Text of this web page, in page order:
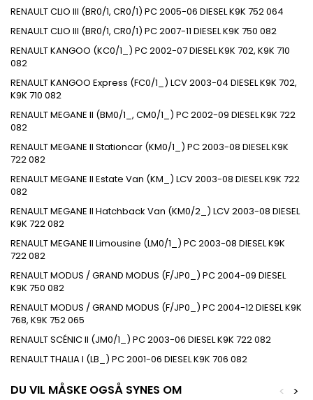
RENAULT CLIO III (BR0/1, CR0/1) PC 2005-06 DIESEL K9K 752 064
RENAULT CLIO III (BR0/1, CR0/1) PC 2007-11 DIESEL K9K 750 082
RENAULT KANGOO (KC0/1_) PC 2002-07 DIESEL K9K 702, K9K 710
082
RENAULT KANGOO Express (FC0/1_) LCV 2003-04 DIESEL K9K 702,
K9K 710 082
RENAULT MEGANE II (BM0/1_, CM0/1_) PC 2002-09 DIESEL K9K 722
082
RENAULT MEGANE II Stationcar (KM0/1_) PC 2003-08 DIESEL K9K
722 082
RENAULT MEGANE II Estate Van (KM_) LCV 2003-08 DIESEL K9K 722
082
RENAULT MEGANE II Hatchback Van (KM0/2_) LCV 2003-08 DIESEL
K9K 722 082
RENAULT MEGANE II Limousine (LM0/1_) PC 2003-08 DIESEL K9K
722 082
RENAULT MODUS / GRAND MODUS (F/JP0_) PC 2004-09 DIESEL
K9K 750 082
RENAULT MODUS / GRAND MODUS (F/JP0_) PC 2004-12 DIESEL K9K
768, K9K 752 065
RENAULT SCÉNIC II (JM0/1_) PC 2003-06 DIESEL K9K 722 082
RENAULT THALIA I (LB_) PC 2001-06 DIESEL K9K 706 082
DU VIL MÅSKE OGSÅ SYNES OM >
<